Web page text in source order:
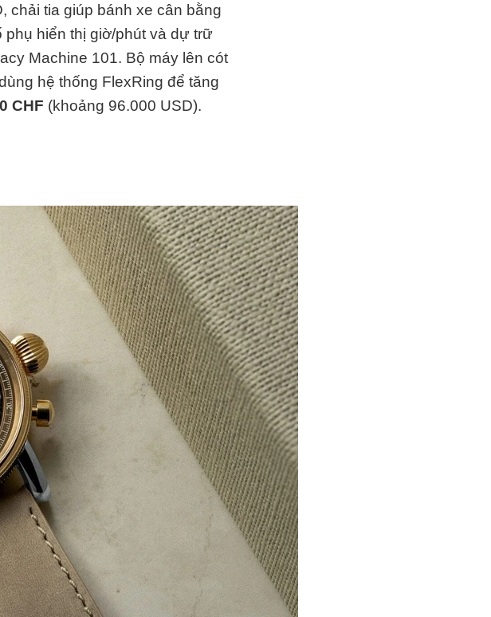
chải tia giúp bánh xe cân bằng
phụ hiển thị giờ/phút và dự trữ
Machine 101. Bộ máy lên cót
hệ thống FlexRing để tăng
CHF (khoảng 96.000 USD).